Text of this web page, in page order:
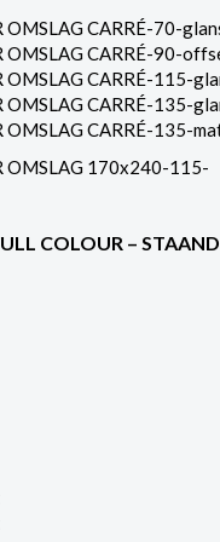
OMSLAG CARRÉ-70-
OMSLAG CARRÉ-90-
OMSLAG CARRÉ-115-
OMSLAG CARRÉ-135-
OMSLAG CARRÉ-135-
OMSLAG 170x240-115-
COLOUR – STAAND